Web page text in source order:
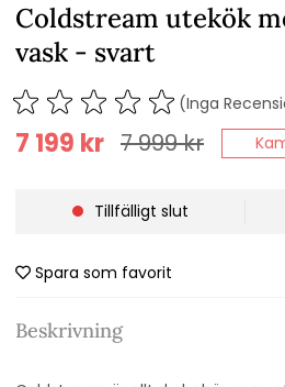
Coldstream utekök
vask - svart
(Inga
7 999kr
7 199 kr
Tillfälligt slut
Spara som favorit
Beskrivning